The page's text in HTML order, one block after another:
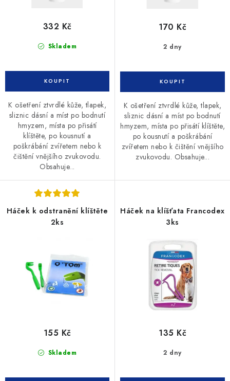
Skladem
332 Kč
K ošetření ztvrdlé kůže, tlapek,
sliznic dásní a míst po bodnutí
hmyzem, místa po přisátí
klíštěte, po kousnutí a
poškrábání zvířetem nebo k
čištění vnějšího zvukovodu.
Obsahuje...
2 dny
170 Kč
K ošetření ztvrdlé kůže, tlapek,
sliznic dásní a míst po bodnutí
hmyzem, místa po přisátí klíštěte,
po kousnutí a poškrábání
zvířetem nebo k čištění vnějšího
zvukovodu. Obsahuje...
Háček k odstranění klíštěte
2ks
Skladem
155 Kč
Háček na klíšťata Francodex
3ks
2 dny
135 Kč